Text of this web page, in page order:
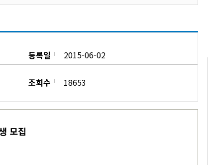
등록일 2015-06-02
조회수 18653
모집